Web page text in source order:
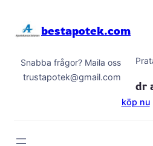
bestapotek.com
Snabba frågor? Maila oss
trustapotek@gmail.com
dr
köp nu